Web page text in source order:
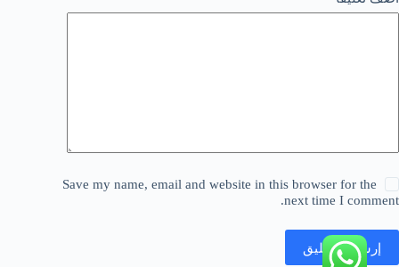
Save my name, email and website in this browser for the
next time I comment.
إرسال التعليق